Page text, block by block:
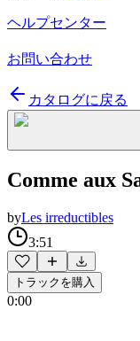
ヘルプセンター
お問い合わせ
カタログに戻る
Comme aux
byLes irreductibles
3:51
トラックを購入
0:00